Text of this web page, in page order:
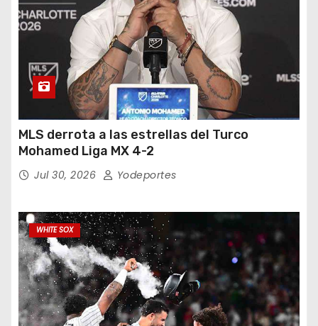
MLS derrota a las estrellas del Turco
Mohamed Liga MX 4-2
Jul 30, 2026 Yodeportes
WHITE SOX